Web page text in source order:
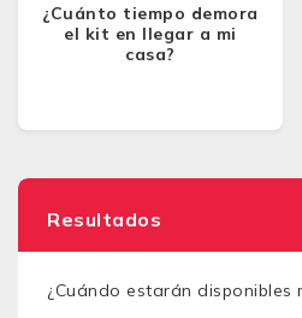
¿Cuánto tiempo demora
el kit en llegar a mi
casa?
Resultados
¿Cuándo estarán disponibles